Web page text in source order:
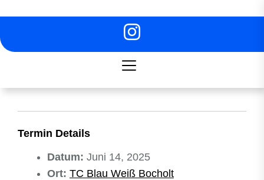
the
content
Termin Details
Datum: Juni 14, 2025
Ort: TC Blau Weiß Bocholt